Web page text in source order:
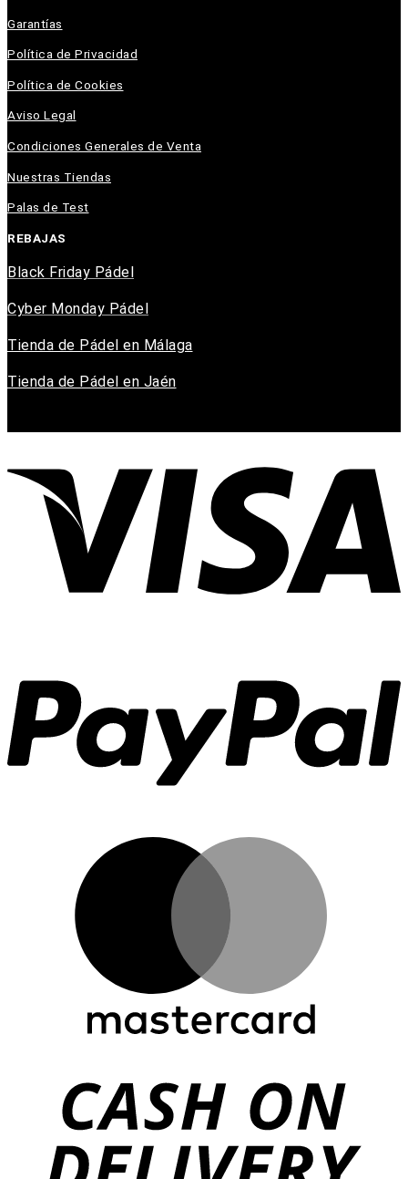
Garantías
Política de Privacidad
Política de Cookies
Aviso Legal
Condiciones Generales de Venta
Nuestras Tiendas
Palas de Test
REBAJAS
Black Friday Pádel
Cyber Monday Pádel
Tienda de Pádel en Málaga
Tienda de Pádel en Jaén